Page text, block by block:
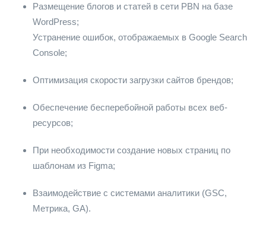
Размещение блогов и статей в сети PBN на базе
WordPress;
Устранение ошибок, отображаемых в Google Search
Console;
Оптимизация скорости загрузки сайтов брендов;
Обеспечение бесперебойной работы всех веб-
ресурсов;
При необходимости создание новых страниц по
шаблонам из Figma;
Взаимодействие с системами аналитики (GSC,
Метрика, GA).